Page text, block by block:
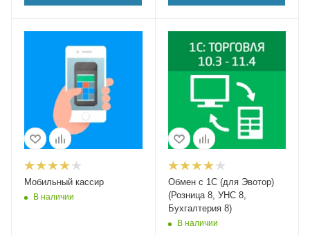
Мобильный кассир
В наличии
Обмен с 1С (для Эвотор)
(Розница 8, УНС 8,
Бухгалтерия 8)
В наличии